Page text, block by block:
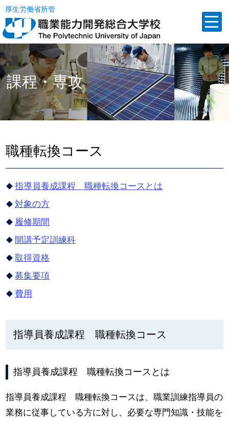
厚生労働省所管
課程・専攻
職種転換コース
指導員養成課程 職種転換コースとは
対象の方
履修期間
開講予定訓練科
取得資格
募集要項
費用
指導員養成課程 職種転換コース
指導員養成課程 職種転換コースとは
指導員養成課程 職種転換コースは、職業訓練指導員の
業務に従事している方に対し、必要な専門知識・技能を